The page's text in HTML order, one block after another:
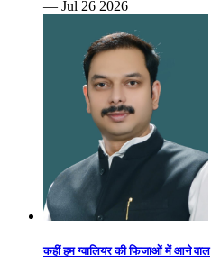
— Jul 26 2026
कहीं हम ग्वालियर की फिजाओं में आने वाल